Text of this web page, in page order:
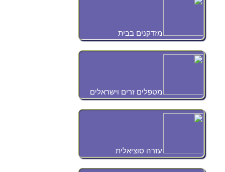
מזדקנים בבית
מטפלים זרים וישראלים
עזרה סוציאלית